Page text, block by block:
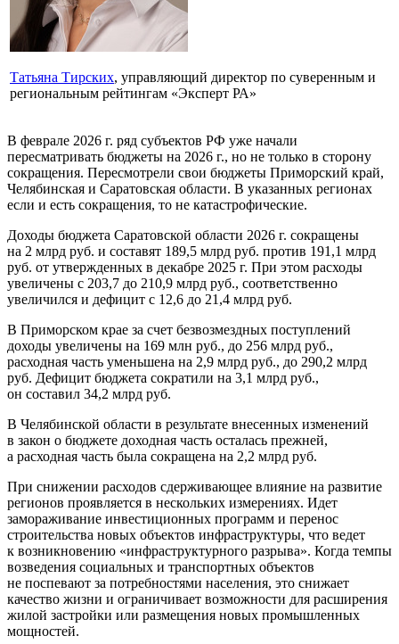
Татьяна Тирских, управляющий директор по суверенным и
региональным рейтингам «Эксперт РА»
В феврале 2026 г. ряд субъектов РФ уже начали
пересматривать бюджеты на 2026 г., но не только в сторону
сокращения. Пересмотрели свои бюджеты Приморский край,
Челябинская и Саратовская области. В указанных регионах
если и есть сокращения, то не катастрофические.
Доходы бюджета Саратовской области 2026 г. сокращены
на 2 млрд руб. и составят 189,5 млрд руб. против 191,1 млрд
руб. от утвержденных в декабре 2025 г. При этом расходы
увеличены с 203,7 до 210,9 млрд руб., соответственно
увеличился и дефицит с 12,6 до 21,4 млрд руб.
В Приморском крае за счет безвозмездных поступлений
доходы увеличены на 169 млн руб., до 256 млрд руб.,
расходная часть уменьшена на 2,9 млрд руб., до 290,2 млрд
руб. Дефицит бюджета сократили на 3,1 млрд руб.,
он составил 34,2 млрд руб.
В Челябинской области в результате внесенных изменений
в закон о бюджете доходная часть осталась прежней,
а расходная часть была сокращена на 2,2 млрд руб.
При снижении расходов сдерживающее влияние на развитие
регионов проявляется в нескольких измерениях. Идет
замораживание инвестиционных программ и перенос
строительства новых объектов инфраструктуры, что ведет
к возникновению «инфраструктурного разрыва». Когда темпы
возведения социальных и транспортных объектов
не поспевают за потребностями населения, это снижает
качество жизни и ограничивает возможности для расширения
жилой застройки или размещения новых промышленных
мощностей.